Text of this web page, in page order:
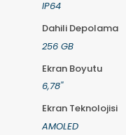
IP64
Dahili Depolama
256 GB
Ekran Boyutu
6,78''
Ekran Teknolojisi
AMOLED